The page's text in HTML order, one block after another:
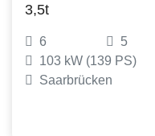
3,5t
6 5
103 kW (139 PS)
Saarbrücken